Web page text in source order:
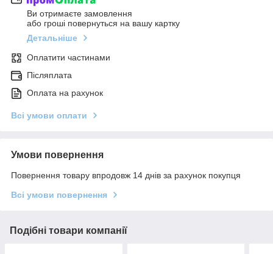
Ви отримаєте замовлення
або гроші повернуться на вашу картку
Детальніше
Оплатити частинами
Післяплата
Оплата на рахунок
Всі умови оплати
Умови повернення
Повернення товару впродовж 14 днів за рахунок покупця
Всі умови повернення
Подібні товари компанії